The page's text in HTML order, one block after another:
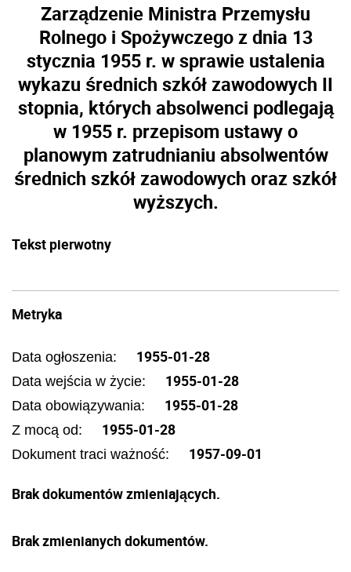
Zarządzenie Ministra Przemysłu
Rolnego i Spożywczego z dnia 13
stycznia 1955 r. w sprawie ustalenia
wykazu średnich szkół zawodowych II
stopnia, których absolwenci podlegają
w 1955 r. przepisom ustawy o
planowym zatrudnianiu absolwentów
średnich szkół zawodowych oraz szkół
wyższych.
Tekst pierwotny
Metryka
Data ogłoszenia: 1955-01-28
Data wejścia w życie: 1955-01-28
Data obowiązywania: 1955-01-28
Z mocą od: 1955-01-28
Dokument traci ważność: 1957-09-01
Brak dokumentów zmieniających.
Brak zmienianych dokumentów.